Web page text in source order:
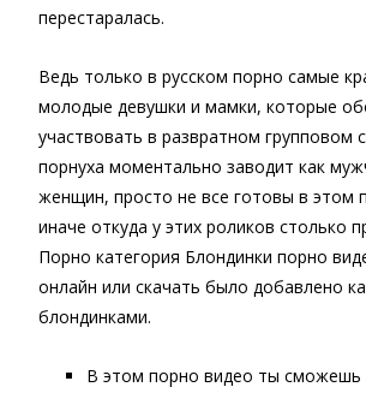
перестаралась.
Ведь только в русском порно самые
молодые девушки и мамки, которые
участвовать в развратном групповом
порнуха моментально заводит как
женщин, просто не все готовы в этом
иначе откуда у этих роликов столько
Порно категория Блондинки порно
онлайн или скачать было добавлено
блондинками.
В этом порно видео ты сможешь